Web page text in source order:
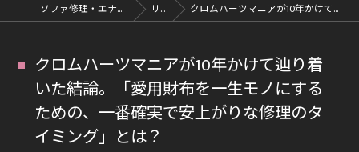
ソファ修理・エナメル修理・革修理なら愛知県豊川市のレシッズへ｜全国対応 リペアブログ クロムハーツマニアが10年かけて辿り着いた結論。「愛用財布を一生モノにするための、一番確実で安上がりな修理のタイミング」とは？
クロムハーツマニアが10年かけて辿り着
いた結論。「愛用財布を一生モノにする
ための、一番確実で安上がりな修理のタ
イミング」とは？